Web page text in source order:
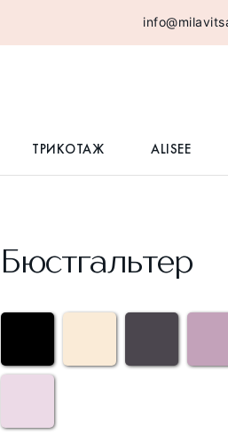
ТРИКОТАЖ ALISEE
Бюстгальтер